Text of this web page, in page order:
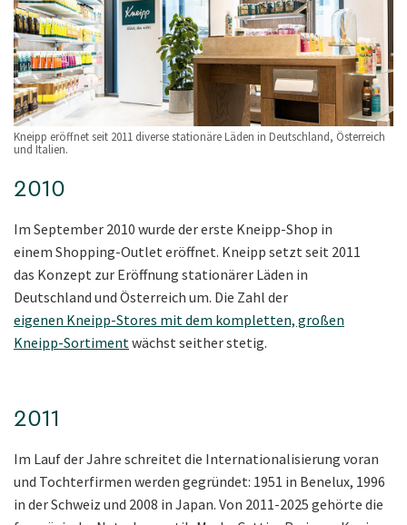
Kneipp eröffnet seit 2011 diverse stationäre Läden in Deutschland, Österreich
und Italien.
2010
Im September 2010 wurde der erste Kneipp-Shop in
einem Shopping-Outlet eröffnet. Kneipp setzt seit 2011
das Konzept zur Eröffnung stationärer Läden in
Deutschland und Österreich um. Die Zahl der
eigenen Kneipp-Stores mit dem kompletten, großen
Kneipp-Sortimentwächst seither stetig.
2011
Im Lauf der Jahre schreitet die Internationalisierung voran
und Tochterfirmen werden gegründet: 1951 in Benelux, 1996
in der Schweiz und 2008 in Japan. Von 2011-2025 gehörte die